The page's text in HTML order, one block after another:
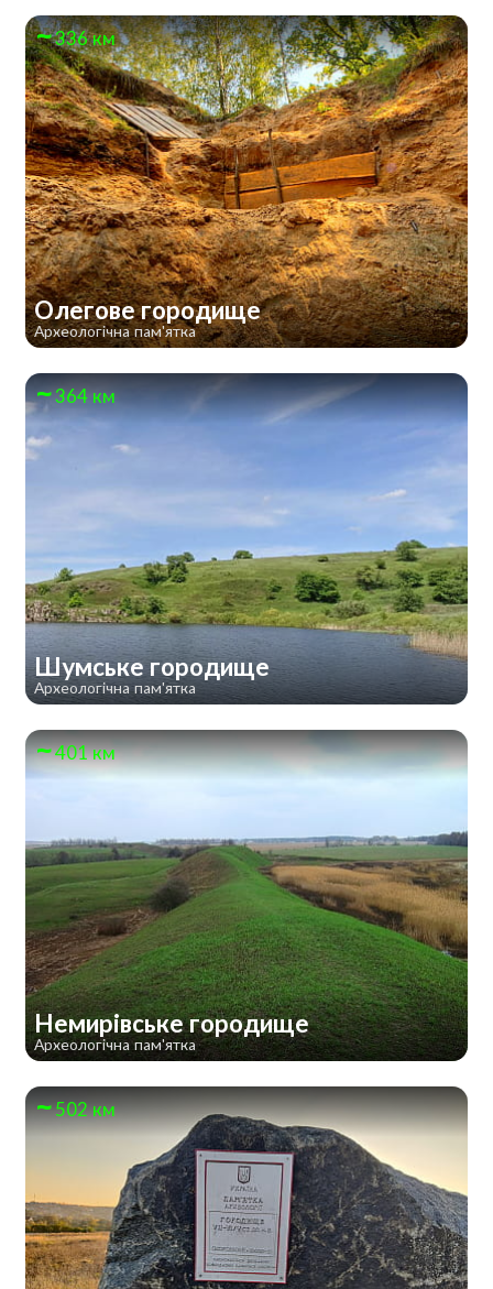
336 км
Олегове городище
Археологічна пам'ятка
364 км
Шумське городище
Археологічна пам'ятка
401 км
Немирівське городище
Археологічна пам'ятка
502 км